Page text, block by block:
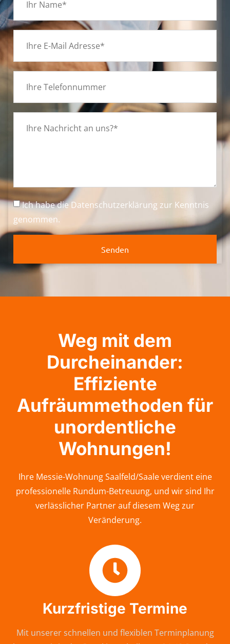
Ich habe dieDatenschutzerklärung zur Kenntnis
genommen.
Senden
Weg mit dem
Durcheinander:
Effiziente
Aufräummethoden für
unordentliche
Wohnungen!
Ihre Messie-Wohnung Saalfeld/Saale verdient eine
professionelle Rundum-Betreuung, und wir sind Ihr
verlässlicher Partner auf diesem Weg zur
Veränderung.
Kurzfristige Termine
Mit unserer schnellen und flexiblen Terminplanung